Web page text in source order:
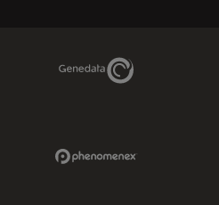
Genedata Link